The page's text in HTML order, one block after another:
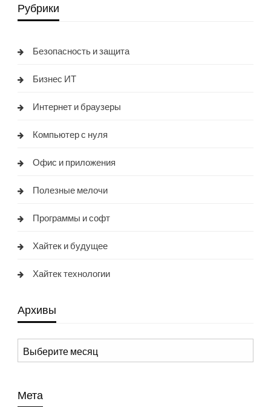
Рубрики
Безопасность и защита
Бизнес ИТ
Интернет и браузеры
Компьютер с нуля
Офис и приложения
Полезные мелочи
Программы и софт
Хайтек и будущее
Хайтек технологии
Архивы
Архивы
Мета